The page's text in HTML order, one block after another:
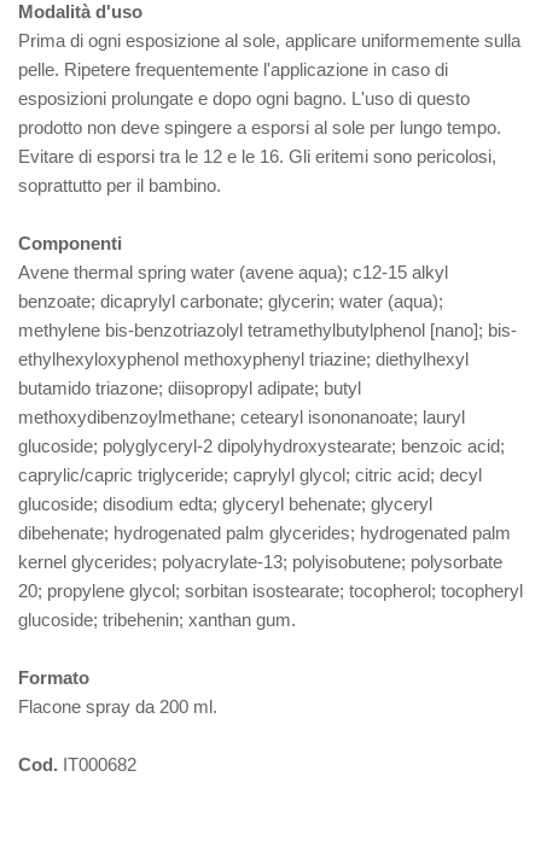
Modalità d'uso
Prima di ogni esposizione al sole, applicare uniformemente sulla
pelle. Ripetere frequentemente l'applicazione in caso di
esposizioni prolungate e dopo ogni bagno. L'uso di questo
prodotto non deve spingere a esporsi al sole per lungo tempo.
Evitare di esporsi tra le 12 e le 16. Gli eritemi sono pericolosi,
soprattutto per il bambino.
Componenti
Avene thermal spring water (avene aqua); c12-15 alkyl
benzoate; dicaprylyl carbonate; glycerin; water (aqua);
methylene bis-benzotriazolyl tetramethylbutylphenol [nano]; bis-
ethylhexyloxyphenol methoxyphenyl triazine; diethylhexyl
butamido triazone; diisopropyl adipate; butyl
methoxydibenzoylmethane; cetearyl isononanoate; lauryl
glucoside; polyglyceryl-2 dipolyhydroxystearate; benzoic acid;
caprylic/capric triglyceride; caprylyl glycol; citric acid; decyl
glucoside; disodium edta; glyceryl behenate; glyceryl
dibehenate; hydrogenated palm glycerides; hydrogenated palm
kernel glycerides; polyacrylate-13; polyisobutene; polysorbate
20; propylene glycol; sorbitan isostearate; tocopherol; tocopheryl
glucoside; tribehenin; xanthan gum.
Formato
Flacone spray da 200 ml.
Cod. IT000682